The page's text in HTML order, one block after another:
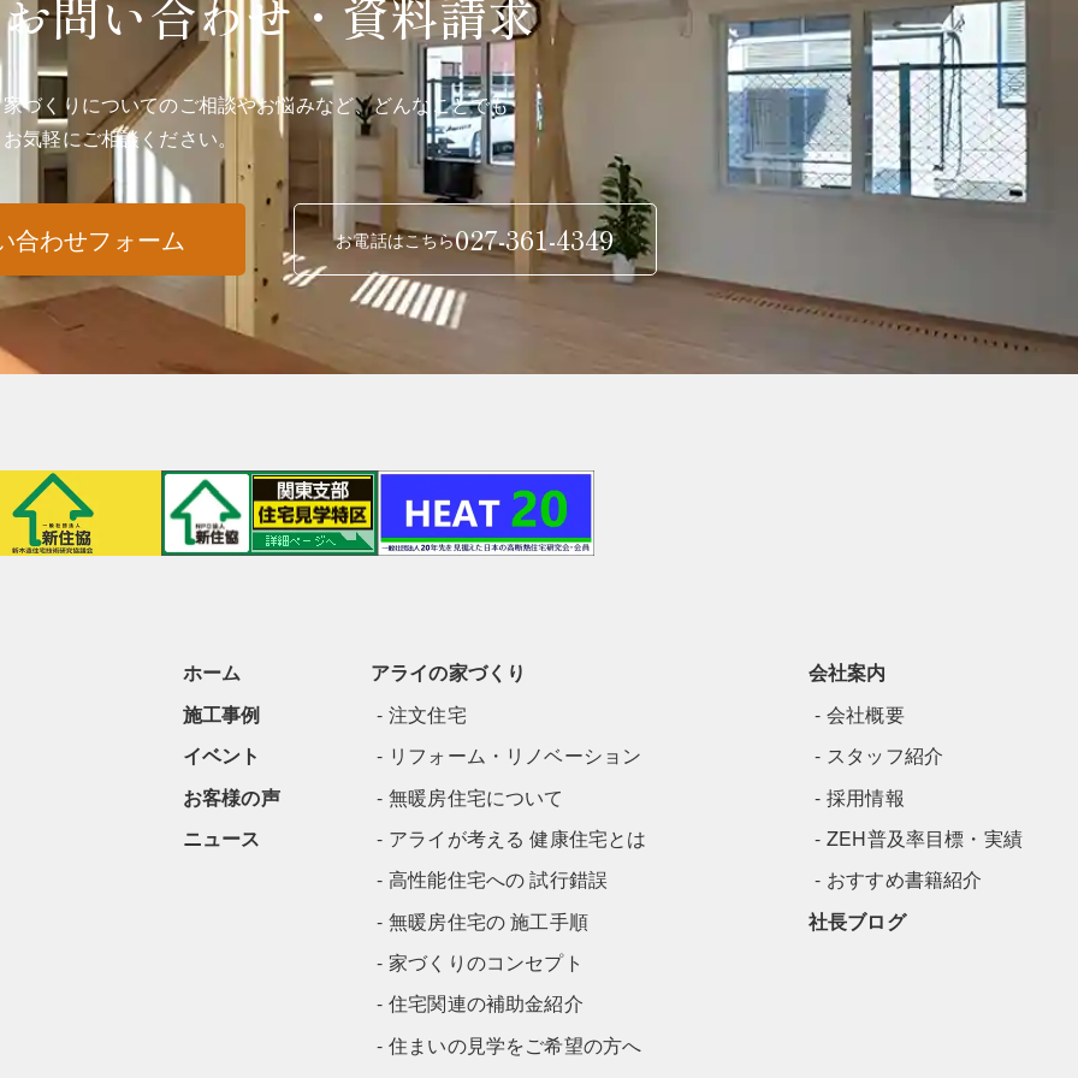
お問い合わせ・資料請求
家づくりについてのご相談やお悩みなど、どんなことでも
お気軽にご相談ください。
合わせフォーム お電話はこちら027-361-4349
ホーム
アライの家づくり
注文住宅
リフォーム・リノベーション
無暖房住宅について
アライが考える 健康住宅とは
高性能住宅への 試行錯誤
無暖房住宅の 施工手順
家づくりのコンセプト
住宅関連の補助金紹介
住まいの見学をご希望の方へ
会社案内
会社概要
スタッフ紹介
採用情報
ZEH普及率目標・実績
おすすめ書籍紹介
施工事例
イベント
お客様の声
ニュース
社長ブログ